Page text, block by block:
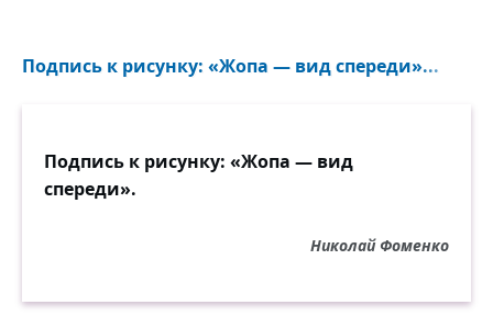
Подпись к рисунку: «Жопа — вид спереди»...
Подпись к рисунку: «Жопа — вид
спереди».
Николай Фоменко